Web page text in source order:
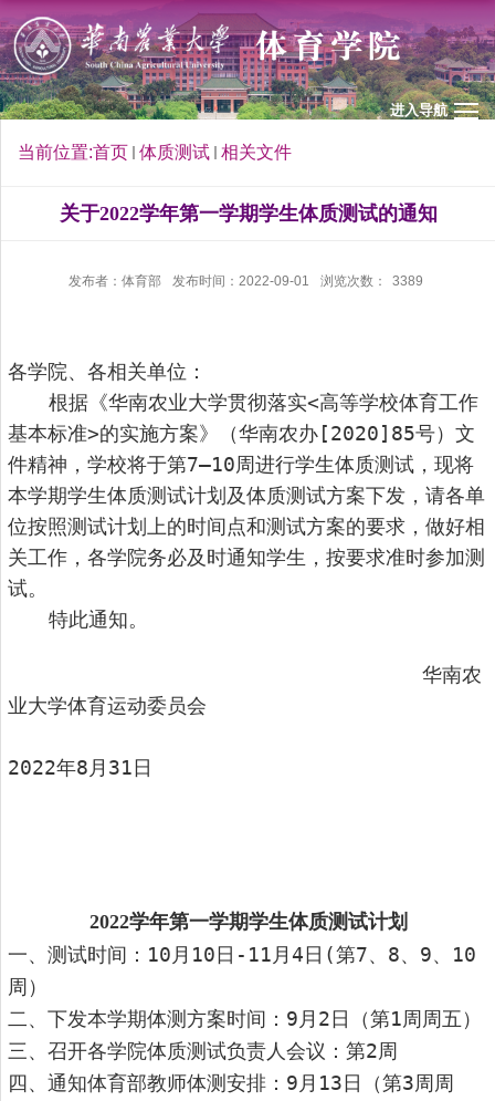
进入导航
当前位置:首页 体质测试 相关文件
关于2022学年第一学期学生体质测试的通知
发布者：体育部 发布时间：2022-09-01 浏览次数： 3389
各学院、各相关单位：
根据《华南农业大学贯彻落实<高等学校体育工作
基本标准>的实施方案》 （华南农办[2020] 85号） 文
件精神，学校将于第7—10周进行学生体质测试，现将
本学期学生体质测试计划及体质测试方案下发，请各单
位按照测试计划上的时间点和测试方案的要求，做好相
关工作，各学院务必及时通知学生，按要求准时参加测
试。
特此通知。
华南农
业大学体育运动委员会
2022年8月31日
2022学年第一学期学生体质测试计划
一、测试时间：10月10日-11月4日(第7、8、9、10
周）
二、下发本学期体测方案时间：9月2日（第1周周五）
三、召开各学院体质测试负责人会议：第2周
四、通知体育部教师体测安排：9月13日（第3周周